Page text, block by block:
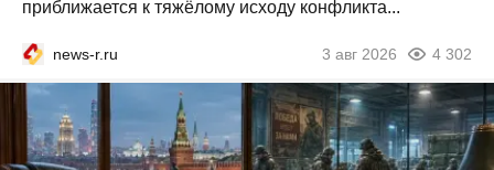
приближается к тяжёлому исходу конфликта...
news-r.ru 3 авг 2026 4 302